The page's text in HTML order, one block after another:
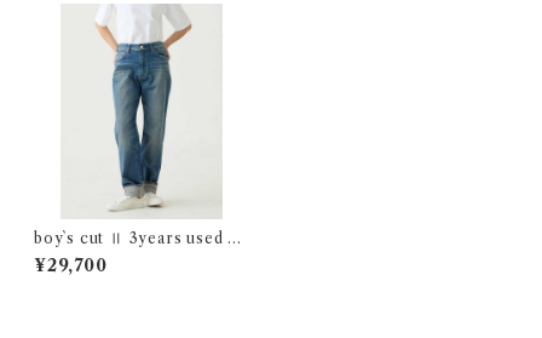
boy`s cut Ⅱ 3years used Lo
t:04504-20
¥29,700